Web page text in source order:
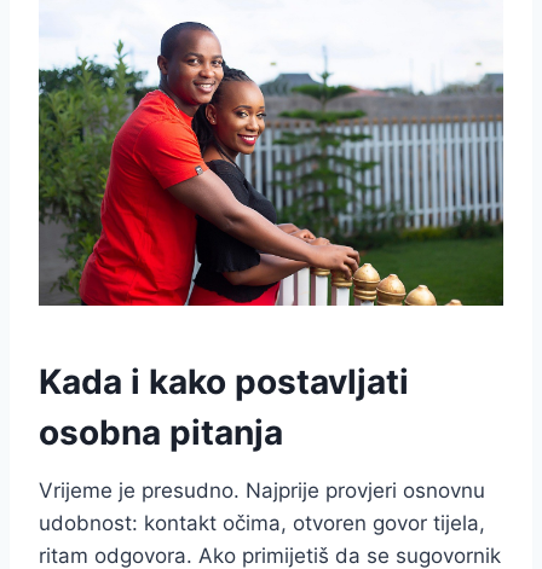
Kada i kako postavljati
osobna pitanja
Vrijeme je presudno. Najprije provjeri osnovnu
udobnost: kontakt očima, otvoren govor tijela,
ritam odgovora. Ako primijetiš da se sugovornik